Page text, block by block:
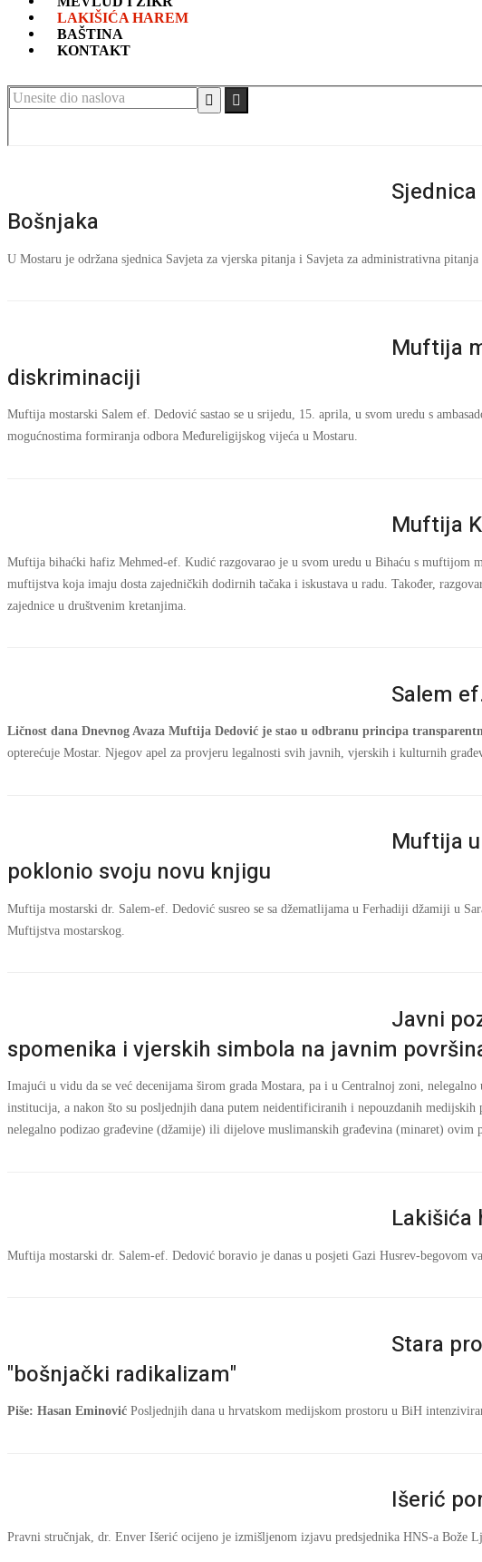
LAKIŠIĆA HAREM
BAŠTINA
KONTAKT
Unesite
dio
Bošnjaka
U Mostaru je održana sjednica Savjeta za vjerska pitanja i Savjeta za administrativna
Muftija
diskriminaciji
Muftija mostarski Salem ef. Dedović sastao se u srijedu, 15. aprila, u svom uredu s
mogućnostima formiranja odbora Međureligijskog vijeća u Mostaru.
Muftija
Muftija bihaćki hafiz Mehmed-ef. Kudić razgovarao je u svom uredu u Bihaću s muftijom
muftijstva koja imaju dosta zajedničkih dodirnih tačaka i iskustava u radu. Također,
zajednice u društvenim kretanjima.
Salem
Ličnost dana Dnevnog Avaza Muftija Dedović je stao u odbranu principa
opterećuje Mostar. Njegov apel za provjeru legalnosti svih javnih, vjerskih i kulturnih
Muftija
poklonio svoju novu knjigu
Muftija mostarski dr. Salem-ef. Dedović susreo se sa džematlijama u Ferhadiji džamiji u
Muftijstva mostarskog.
Javni
spomenika i vjerskih simbola na javnim
Imajući u vidu da se već decenijama širom grada Mostara, pa i u Centralnoj zoni,
institucija, a nakon što su posljednjih dana putem neidentificiranih i nepouzdanih
nelegalno podizao građevine (džamije) ili dijelove muslimanskih građevina (minaret) ovim
Muftija mostarski dr. Salem-ef. Dedović boravio je danas u posjeti Gazi Husrev-begovom
Stara
"bošnjački radikalizam"
Piše: Hasan Eminović Posljednjih dana u hrvatskom medijskom prostoru u BiH
Išerić
Pravni stručnjak, dr. Enver Išerić ocijeno je izmišljenom izjavu predsjednika HNS-a Bože